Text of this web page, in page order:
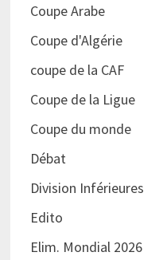
Coupe Arabe
Coupe d'Algérie
coupe de la CAF
Coupe de la Ligue
Coupe du monde
Débat
Division Inférieures
Edito
Elim. Mondial 2026